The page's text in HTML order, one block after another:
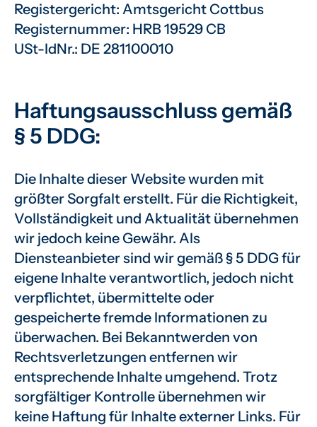
Registergericht: Amtsgericht Cottbus
Registernummer: HRB 19529 CB
USt-IdNr.: DE 281100010
Haftungsausschluss gemäß
§ 5 DDG:
Die Inhalte dieser Website wurden mit
größter Sorgfalt erstellt. Für die Richtigkeit,
Vollständigkeit und Aktualität übernehmen
wir jedoch keine Gewähr. Als
Diensteanbieter sind wir gemäß § 5 DDG für
eigene Inhalte verantwortlich, jedoch nicht
verpflichtet, übermittelte oder
gespeicherte fremde Informationen zu
überwachen. Bei Bekanntwerden von
Rechtsverletzungen entfernen wir
entsprechende Inhalte umgehend. Trotz
sorgfältiger Kontrolle übernehmen wir
keine Haftung für Inhalte externer Links. Für